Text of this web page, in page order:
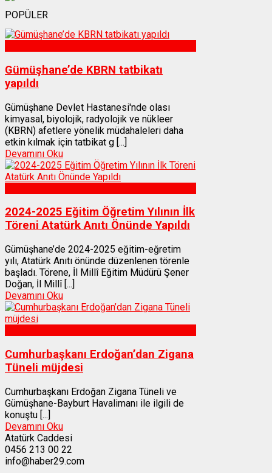
POPÜLER
Gümüşhane’de KBRN tatbikatı
yapıldı
Gümüşhane Devlet Hastanesi'nde olası
kimyasal, biyolojik, radyolojik ve nükleer
(KBRN) afetlere yönelik müdahaleleri daha
etkin kılmak için tatbikat g [...]
Devamını Oku
2024-2025 Eğitim Öğretim Yılının İlk
Töreni Atatürk Anıtı Önünde Yapıldı
Gümüşhane’de 2024-2025 eğitim-eğretim
yılı, Atatürk Anıtı önünde düzenlenen törenle
başladı. Törene, İl Millî Eğitim Müdürü Şener
Doğan, İl Millî [...]
Devamını Oku
Cumhurbaşkanı Erdoğan’dan Zigana
Tüneli müjdesi
Cumhurbaşkanı Erdoğan Zigana Tüneli ve
Gümüşhane-Bayburt Havalimanı ile ilgili de
konuştu [...]
Devamını Oku
Atatürk Caddesi
0456 213 00 22
info@haber29.com